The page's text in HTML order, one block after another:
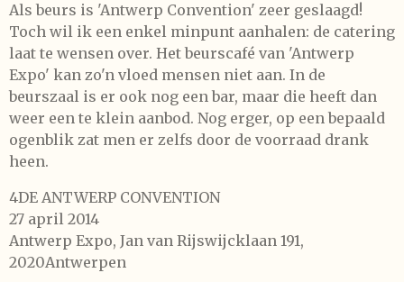
Als beurs is 'Antwerp Convention' zeer geslaagd!
Toch wil ik een enkel minpunt aanhalen: de catering
laat te wensen over. Het beurscafé van 'Antwerp
Expo' kan zo'n vloed mensen niet aan. In de
beurszaal is er ook nog een bar, maar die heeft dan
weer een te klein aanbod. Nog erger, op een bepaald
ogenblik zat men er zelfs door de voorraad drank
heen.
4DE ANTWERP CONVENTION
27 april 2014
Antwerp Expo, Jan van Rijswijcklaan 191,
2020Antwerpen